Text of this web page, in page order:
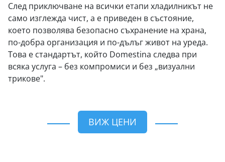
След приключване на всички етапи хладилникът не
само изглежда чист, а е приведен в състояние,
което позволява безопасно съхранение на храна,
по-добра организация и по-дълъг живот на уреда.
Това е стандартът, който Domestina следва при
всяка услуга – без компромиси и без „визуални
трикове".
ВИЖ ЦЕНИ